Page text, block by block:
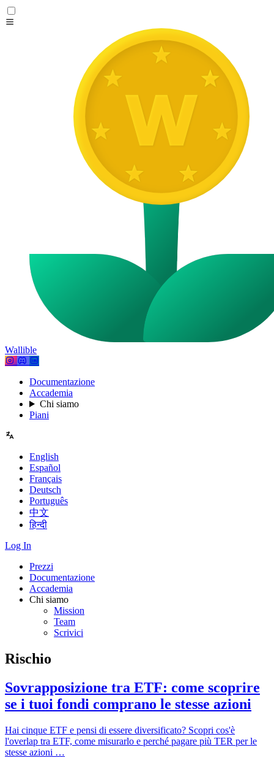
Wallible
Documentazione
Accademia
Chi siamo
Piani
English
Español
Français
Deutsch
Português
中文
हिन्दी
Log In
Prezzi
Documentazione
Accademia
Chi siamo
Mission
Team
Scrivici
Rischio
Sovrapposizione tra ETF: come scoprire
se i tuoi fondi comprano le stesse azioni
Hai cinque ETF e pensi di essere diversificato? Scopri cos'è
l'overlap tra ETF, come misurarlo e perché pagare più TER per le
stesse azioni …